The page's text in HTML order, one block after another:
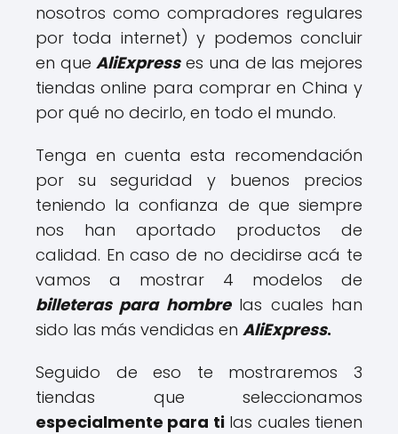
nosotros como compradores regulares
por toda internet) y podemos concluir
en queAliExpresses una de las mejores
tiendas online para comprar en China y
por qué no decirlo, en todo el mundo.
Tenga en cuenta esta recomendación
por su seguridad y buenos precios
teniendo la confianza de que siempre
nos han aportado productos de
calidad. En caso de no decidirse acá te
vamos a mostrar 4 modelos de
billeteras para hombre las cuales han
sido las más vendidas en AliExpress.
Seguido de eso te mostraremos 3
tiendas que seleccionamos
especialmente para tilas cuales tienen